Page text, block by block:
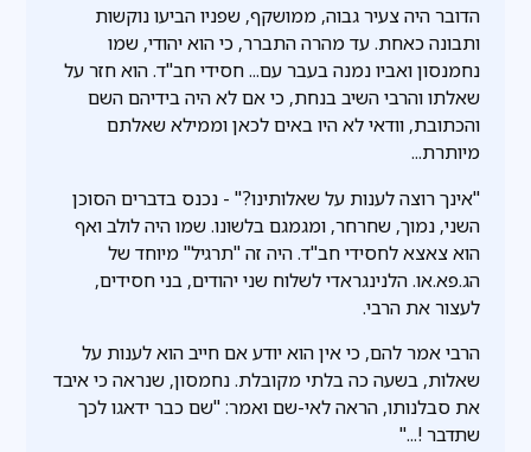
הדובר היה צעיר גבוה, ממושקף, שפניו הביעו נוקשות
ותבונה כאחת. עד מהרה התברר, כי הוא יהודי, שמו
נחמנסון ואביו נמנה בעבר עם... חסידי חב"ד. הוא חזר על
שאלתו והרבי השיב בנחת, כי אם לא היה בידיהם השם
והכתובת, וודאי לא היו באים לכאן וממילא שאלתם
מיותרת...
"אינך רוצה לענות על שאלותינו?" - נכנס בדברים הסוכן
השני, נמוך, שחרחר, ומגמגם בלשונו. שמו היה לולב ואף
הוא צאצא לחסידי חב"ד. היה זה "תרגיל" מיוחד של
הג.פא.או. הלנינגראדי לשלוח שני יהודים, בני חסידים,
לעצור את הרבי.
הרבי אמר להם, כי אין הוא יודע אם חייב הוא לענות על
שאלות, בשעה כה בלתי מקובלת. נחמסון, שנראה כי איבד
את סבלנותו, הראה לאי-שם ואמר: "שם כבר ידאגו לכך
שתדבר !..."